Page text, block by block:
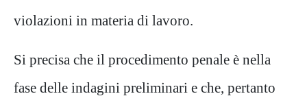
violazioni in materia di lavoro.
Si precisa che il procedimento penale è nella
fase delle indagini preliminari e che, pertanto